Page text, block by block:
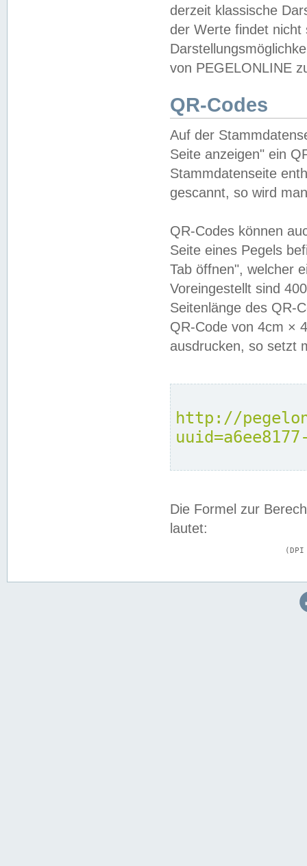
derzeit klassische
der Werte findet
von PEGELONLINE
QR-Codes
Auf der
Seite anzeigen" ein
Stammdatenseite
gescannt, so wird
QR-Codes können
Seite eines Pegels
Tab öffnen", welcher
Voreingestellt sind
Seitenlänge des QR-
QR-Code von 4cm ×
ausdrucken, so setzt
http://
Die Formel zur
lautet: